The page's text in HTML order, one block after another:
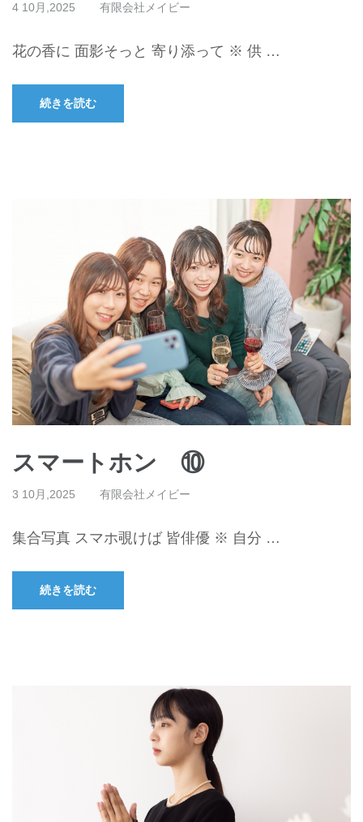
4 10月,2025 有限会社メイビー
花の香に 面影そっと 寄り添って ※ 供 …
続きを読む
スマートホン ⑩
3 10月,2025 有限会社メイビー
集合写真 スマホ覗けば 皆俳優 ※ 自分 …
続きを読む